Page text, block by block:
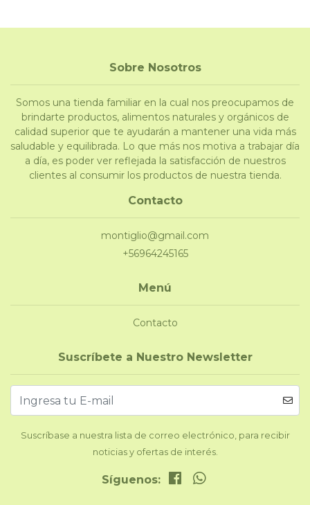
Sobre Nosotros
Somos una tienda familiar en la cual nos preocupamos de
brindarte productos, alimentos naturales y orgánicos de
calidad superior que te ayudarán a mantener una vida más
saludable y equilibrada. Lo que más nos motiva a trabajar día
a día, es poder ver reflejada la satisfacción de nuestros
clientes al consumir los productos de nuestra tienda.
Contacto
montiglio@gmail.com
+56964245165
Menú
Contacto
Suscríbete a Nuestro Newsletter
Suscríbase a nuestra lista de correo electrónico, para recibir
noticias y ofertas de interés.
Síguenos: